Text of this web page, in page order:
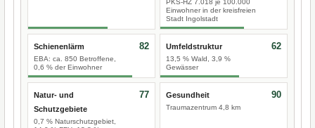
PKS-HZ 7.018 je 100.000
Einwohner in der kreisfreien
Stadt Ingolstadt
Schienenlärm
EBA: ca. 850 Betroffene,
0,6 % der Einwohner
82 Umfeldstruktur
13,5 % Wald, 3,9 %
Gewässer
62
Natur- und
Schutzgebiete
0,7 % Naturschutzgebiet,
77 Gesundheit
Traumazentrum 4,8 km
90